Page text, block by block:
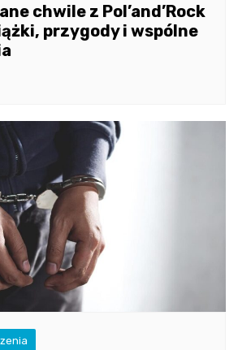
chwile z Pol’and’Rock
przygody i wspólne